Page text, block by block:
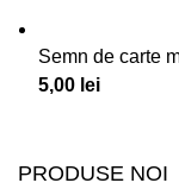
Semn de carte
5,00 lei
PRODUSE NOI